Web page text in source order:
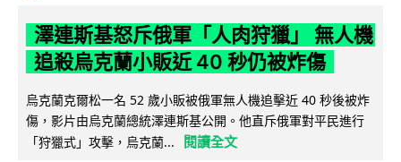
澤連斯基怒斥俄軍「人肉狩獵」 無人機
追殺烏克蘭小販近 40 秒仍被炸傷
烏克蘭克爾松一名 52 歲小販被俄軍無人機追擊近 40 秒後被炸
傷，影片由烏克蘭總統澤連斯基公開。他直斥俄軍對平民進行
「狩獵式」攻擊，烏克蘭...
閱讀全文